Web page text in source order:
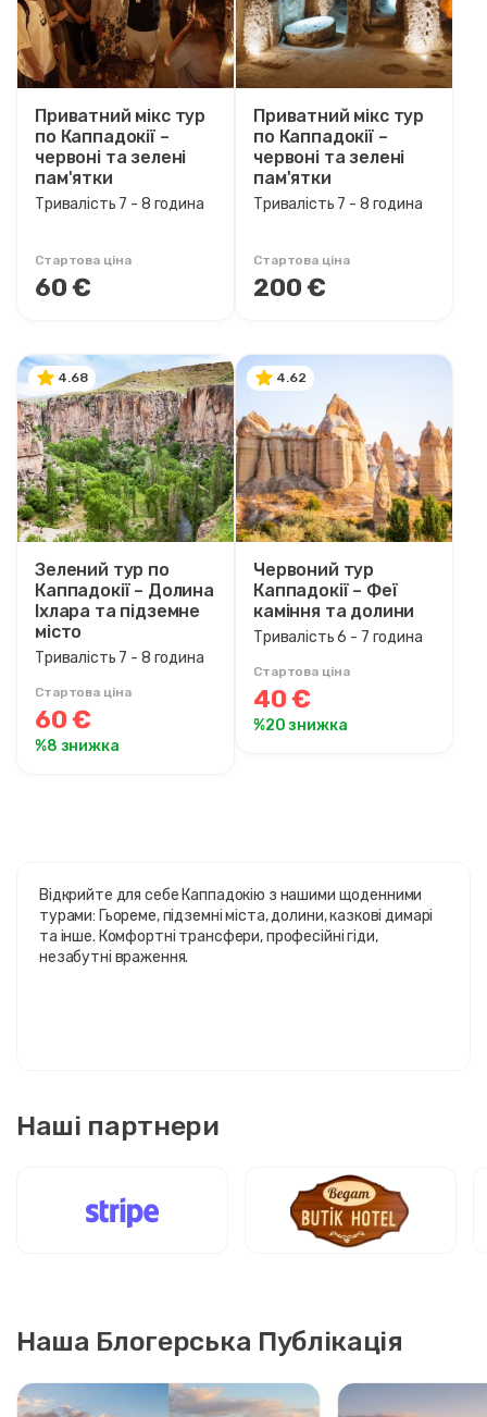
7 - 8 година
1 день
2 ніч 3 дні
4 ніч 5 дні
5 ніч 6 дні
6 ніч 7 дні
13 ніч 14 дні
Приватний мікс тур
по Каппадокії –
червоні та зелені
пам'ятки
Тривалість 7 - 8 година
Стартова ціна
60 €
Приватний мікс тур
по Каппадокії –
червоні та зелені
пам'ятки
Тривалість 7 - 8 година
Стартова ціна
200 €
4.68
Зелений тур по
Каппадокії – Долина
Іхлара та підземне
місто
Тривалість 7 - 8 година
Стартова ціна
60 €
%8 знижка
4.62
Червоний тур
Каппадокії – Феї
каміння та долини
Тривалість 6 - 7 година
Стартова ціна
40 €
%20 знижка
Відкрийте для себе Каппадокію з нашими щоденними
турами: Гьореме, підземні міста, долини, казкові димарі
та інше. Комфортні трансфери, професійні гіди,
незабутні враження.
Наші партнери
Наша Блогерська Публікація